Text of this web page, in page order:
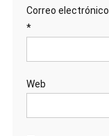
Correo electrónico
*
Web